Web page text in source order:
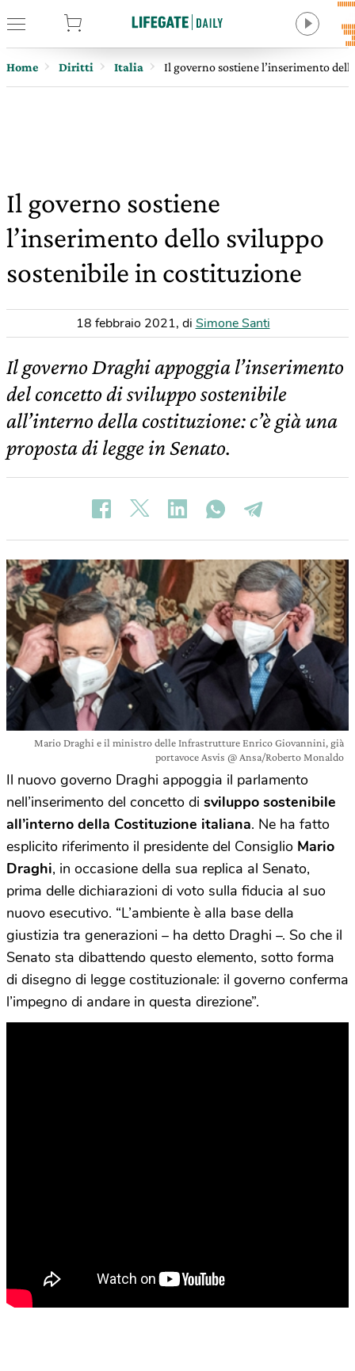
Home Diritti Italia Il governo sostiene l’inserimento
Il governo sostiene
l’inserimento dello sviluppo
sostenibile in costituzione
18 febbraio 2021, di Simone Santi
Il governo Draghi appoggia l’inserimento
del concetto di sviluppo sostenibile
all’interno della costituzione: c’è già una
proposta di legge in Senato.
Mario Draghi e il ministro delle Infrastrutture Enrico Giovannini, già
portavoce Asvis @ Ansa/Roberto Monaldo
Il nuovo governo Draghi appoggia il parlamento
nell’inserimento del concetto di sviluppo sostenibile
all’interno della Costituzione italiana. Ne ha fatto
esplicito riferimento il presidente del Consiglio Mario
Draghi, in occasione della sua replica al Senato,
prima delle dichiarazioni di voto sulla fiducia al suo
nuovo esecutivo. “L’ambiente è alla base della
giustizia tra generazioni – ha detto Draghi –. So che il
Senato sta dibattendo questo elemento, sotto forma
di disegno di legge costituzionale: il governo conferma
l’impegno di andare in questa direzione”.